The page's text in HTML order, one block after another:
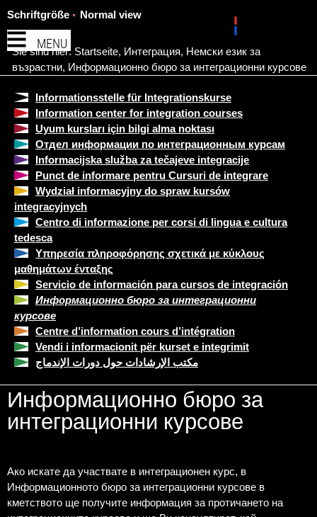
MENU
Schriftgröße Normal view
Sie sind hier: Startseite, Интеграция, Немски език за
възрастни, Информационно бюро за интеграционни курсове
Informationsstelle für Integrationskurse
Information center for integration courses
Uyum kursları için bilgi alma noktası
Отдел информации по интеграционным курсам
Informacijska služba za tečajeve integracije
Punct de informare pentru Cursuri de integrare
Wydział informacyjny do spraw kursów
integracyjnych
Centro di informazione per corsi di lingua e cultura
tedesca
Υπηρεσία πληροφόρησης σχετικά με κύκλους
μαθημάτων ένταξης
Servicio de información para cursos de integración
Информационно бюро за интеграционни
курсове
Centre d’information cours d’intégration
Vendi i informacionit për kurset e integrimit
مكتب الإرشادات حول دورات الإندماج
Информационно бюро за
интеграционни курсове
Ако искате да участвате в интеграционен курс, в
Информационното бюро за интеграционни курсове в
кметството ще получите информация за протичането на